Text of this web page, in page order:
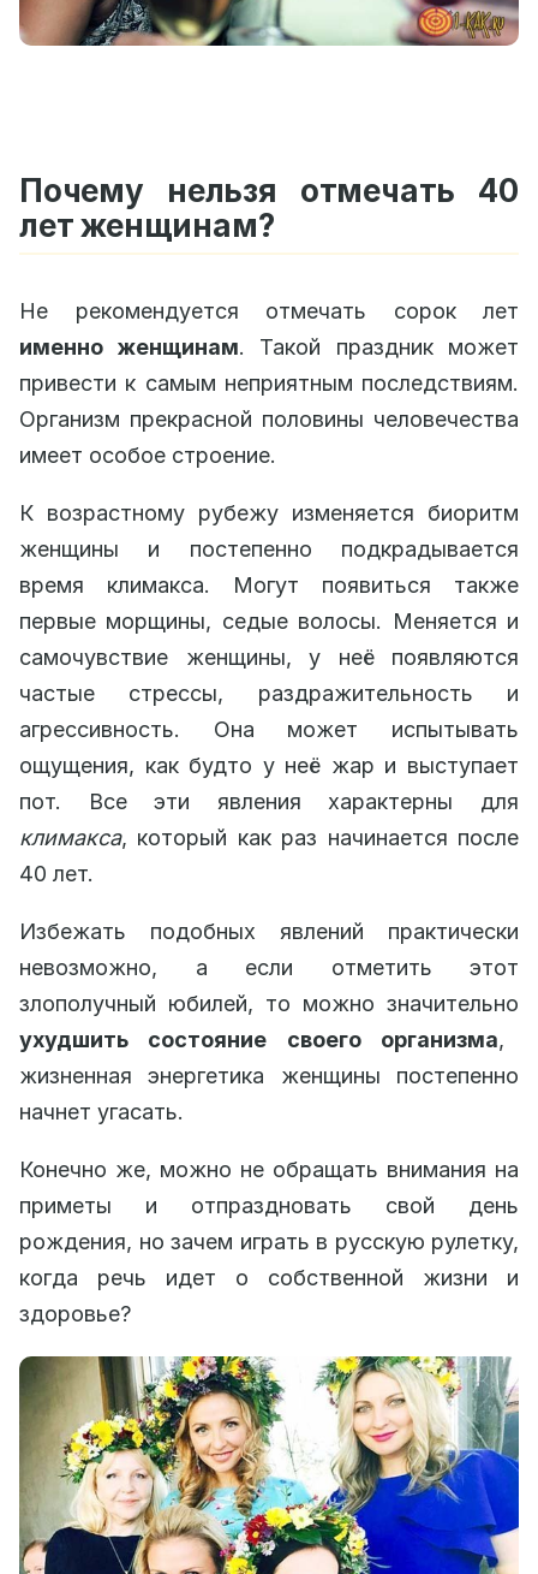
Почему нельзя отмечать 40
лет женщинам?
Не рекомендуется отмечать сорок лет
именно женщинам. Такой праздник может
привести к самым неприятным последствиям.
Организм прекрасной половины человечества
имеет особое строение.
К возрастному рубежу изменяется биоритм
женщины и постепенно подкрадывается
время климакса. Могут появиться также
первые морщины, седые волосы. Меняется и
самочувствие женщины, у неё появляются
частые стрессы, раздражительность и
агрессивность. Она может испытывать
ощущения, как будто у неё жар и выступает
пот. Все эти явления характерны для
климакса, который как раз начинается после
40 лет.
Избежать подобных явлений практически
невозможно, а если отметить этот
злополучный юбилей, то можно значительно
ухудшить состояние своего организма,
жизненная энергетика женщины постепенно
начнет угасать.
Конечно же, можно не обращать внимания на
приметы и отпраздновать свой день
рождения, но зачем играть в русскую рулетку,
когда речь идет о собственной жизни и
здоровье?